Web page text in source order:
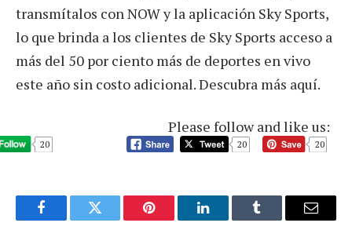
transmítalos con NOW y la aplicación Sky Sports,
lo que brinda a los clientes de Sky Sports acceso a
más del 50 por ciento más de deportes en vivo
este año sin costo adicional. Descubra más aquí.
Please follow and like us:
20 20 20
FacebookTwitter Pinterest LinkedInTumblr Email